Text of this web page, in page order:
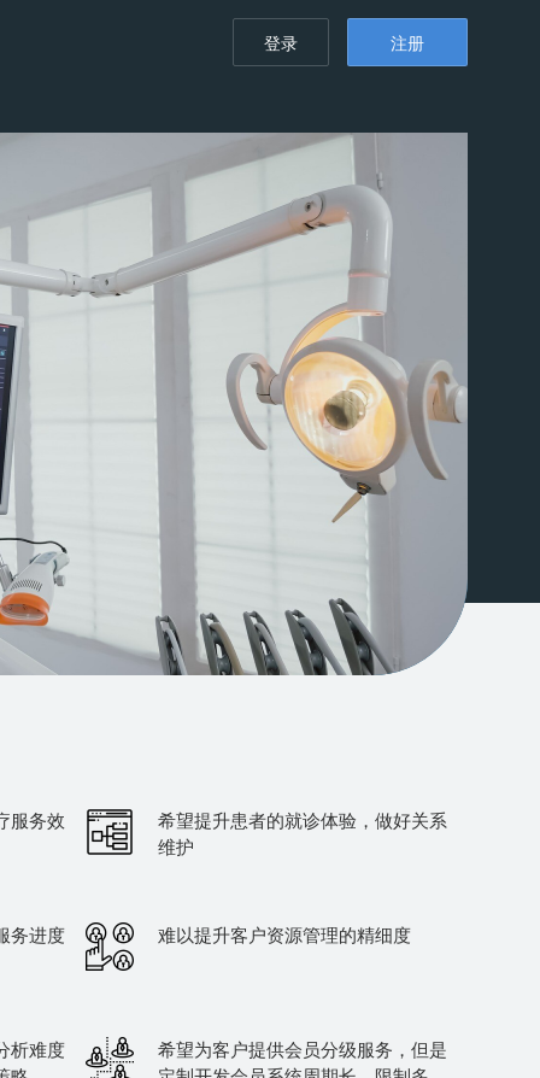
登录 注册
服务效
希望提升患者的就诊体验，做好关系
维护
务进度 难以提升客户资源管理的精细度
析难度
希望为客户提供会员分级服务，但是